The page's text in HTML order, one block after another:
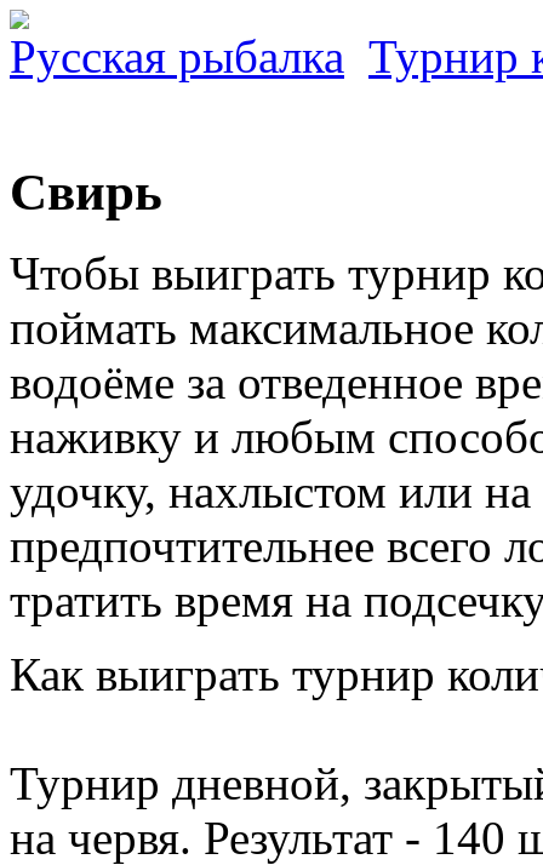
Русская рыбалка Турнир
Свирь
Чтобы выиграть турнир
поймать максимальное
водоёме за отведенное
наживку и любым
удочку, нахлыстом или
предпочтительнее всего
тратить время на
Как выиграть турнир
Турнир дневной,
на червя. Результат - 140